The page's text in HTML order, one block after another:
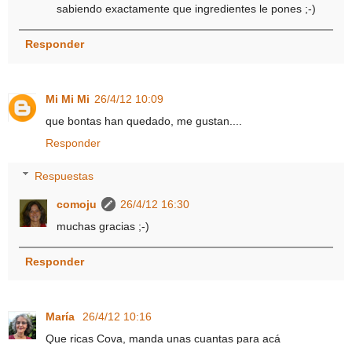
sabiendo exactamente que ingredientes le pones ;-)
Responder
Mi Mi Mi 26/4/12 10:09
que bontas han quedado, me gustan....
Responder
Respuestas
comoju
26/4/12 16:30
muchas gracias ;-)
Responder
María
26/4/12 10:16
Que ricas Cova, manda unas cuantas para acá